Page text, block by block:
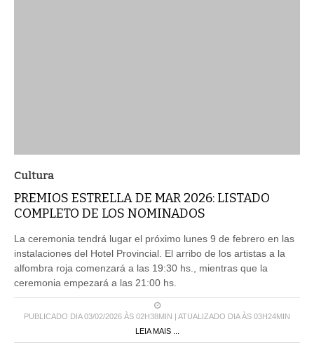
Cultura
PREMIOS ESTRELLA DE MAR 2026: LISTADO
COMPLETO DE LOS NOMINADOS
La ceremonia tendrá lugar el próximo lunes 9 de febrero en las
instalaciones del Hotel Provincial. El arribo de los artistas a la
alfombra roja comenzará a las 19:30 hs., mientras que la
ceremonia empezará a las 21:00 hs.
PUBLICADO DIA 03/02/2026 ÀS 02H38MIN | ATUALIZADO DIA ÀS 03H24MIN
LEIA MAIS ...